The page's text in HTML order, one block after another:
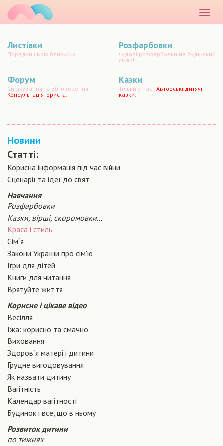
меню
Листівки
Порадуй своїх близьких!
Розфарбовки
чудові розфарбовки на будь-який
смак!
Форум
Спілкування та обговорення.
Консультація юриста!
Казки
Тільки у нас -Авторські дитячі
казки!
Новини
Статті:
Корисна інформація під час війни
Сценарiї та iдеї до свят
Навчання
Розфарбовки
Казки, вірші, скоромовки...
Краса і стиль
Сiм´я
Закони України про сiм'ю
Ігри для дітей
Книги для читання
Врятуйте життя
Корисне і цікаве відео
Весілля
Їжа: корисно та смачно
Виховання
Здоров´я матері і дитини
Грудне вигодовування
Як назвати дитину
Вагiтнiсть
Календар вагітності
Будинок і все, що в ньому
Розвиток дитини
по тижнях